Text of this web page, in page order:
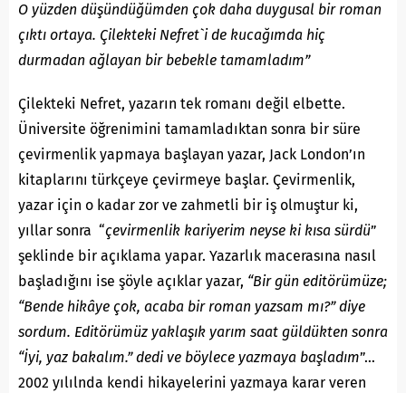
O yüzden düşündüğümden çok daha duygusal bir roman
çıktı ortaya. Çilekteki Nefret`i de kucağımda hiç
durmadan ağlayan bir bebekle tamamladım”
Çilekteki Nefret, yazarın tek romanı değil elbette.
Üniversite öğrenimini tamamladıktan sonra bir süre
çevirmenlik yapmaya başlayan yazar, Jack London’ın
kitaplarını türkçeye çevirmeye başlar. Çevirmenlik,
yazar için o kadar zor ve zahmetli bir iş olmuştur ki,
yıllar sonra “çevirmenlik kariyerim neyse ki kısa sürdü”
şeklinde bir açıklama yapar. Yazarlık macerasına nasıl
başladığını ise şöyle açıklar yazar, “Bir gün editörümüze;
“Bende hikâye çok, acaba bir roman yazsam mı?” diye
sordum. Editörümüz yaklaşık yarım saat güldükten sonra
“İyi, yaz bakalım.” dedi ve böylece yazmaya başladım”…
2002 yılılnda kendi hikayelerini yazmaya karar veren